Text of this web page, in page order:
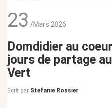
23 /Mars 2026
Domdidier au
jours de partage
Vert
Écrit par Stefanie Rossier